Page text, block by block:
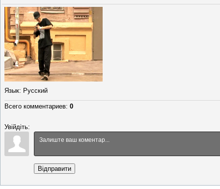
Язык: Русский
Всего комментариев: 0
Увійдіть:
Відправити